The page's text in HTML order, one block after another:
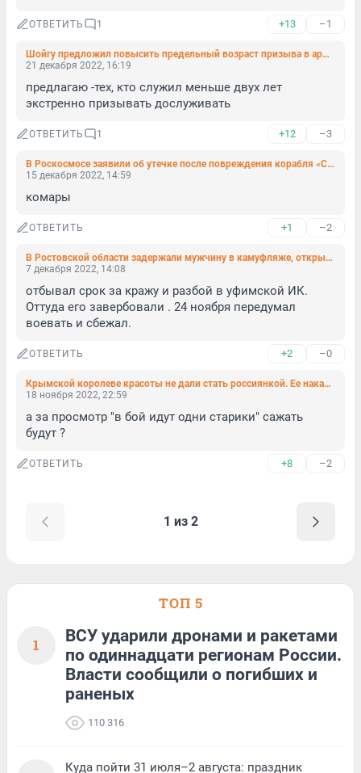
ОТВЕТИТЬ 1 +13 –1
Шойгу предложил повысить предельный возраст призыва в армию до 30 лет
21 декабря 2022, 16:19
предлагаю -тех, кто служил меньше двух лет
экстренно призывать дослуживать
ОТВЕТИТЬ 1 +12 –3
В Роскосмосе заявили об утечке после повреждения корабля «Союз»
15 декабря 2022, 14:59
комары
ОТВЕТИТЬ +1 –2
В Ростовской области задержали мужчину в камуфляже, открывшего огонь по полицейским
7 декабря 2022, 14:08
отбывал срок за кражу и разбой в уфимской ИК.
Оттуда его завербовали . 24 ноября передумал
воевать и сбежал.
ОТВЕТИТЬ +2 –0
Крымской королеве красоты не дали стать россиянкой. Ее наказывали за украинскую песню
18 ноября 2022, 22:59
а за просмотр "в бой идут одни старики" сажать
будут ?
ОТВЕТИТЬ +8 –2
1 из 2
ТОП 5
1
ВСУ ударили дронами и ракетами
по одиннадцати регионам России.
Власти сообщили о погибших и
раненых
110 316
Куда пойти 31 июля–2 августа: праздник